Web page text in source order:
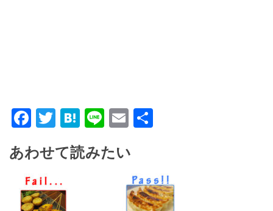
Facebook
Twitter
Hatena
LineEmail
あわせて読みたい